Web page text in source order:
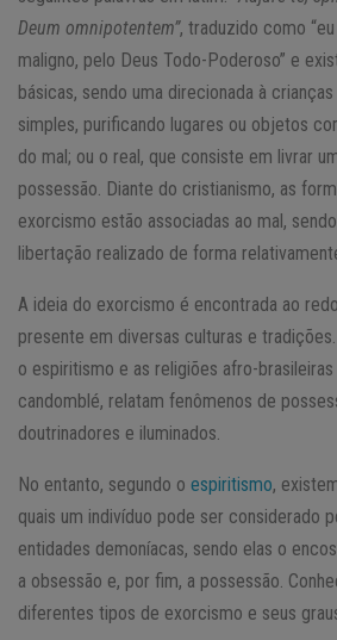
Deum omnipotentem”, traduzido como
maligno, pelo Deus Todo-Poderoso” e
básicas, sendo uma direcionada à
simples, purificando lugares ou objetos
do mal; ou o real, que consiste em livrar
possessão. Diante do cristianismo, as
exorcismo estão associadas ao mal,
libertação realizado de forma
A ideia do exorcismo é encontrada ao
presente em diversas culturas e
o espiritismo e as religiões afro-
candomblé, relatam fenômenos de
doutrinadores e iluminados.
No entanto, segundo o espiritismo,
quais um indivíduo pode ser considerado
entidades demoníacas, sendo elas o
a obsessão e, por fim, a possessão.
diferentes tipos de exorcismo e seus